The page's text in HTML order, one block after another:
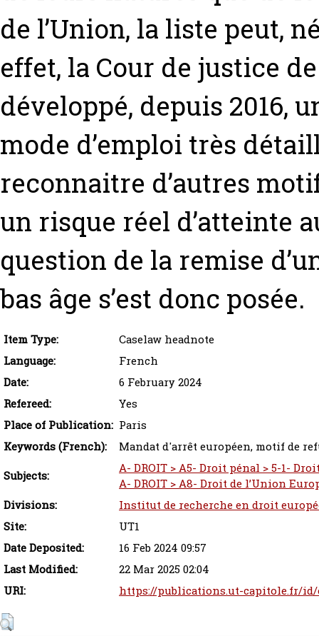
de l’Union, la liste peut,
effet, la Cour de justice
développé, depuis 2016,
mode d’emploi très
reconnaitre d’autres
un risque réel d’atteinte
question de la remise
bas âge s’est donc posée.
Item Type:
Caselaw headnote
Language:
French
Date:
6 February 2024
Refereed:
Yes
Place of Publication: Paris
Keywords (French):
Mandat d'arrêt européen, motif de
Subjects:
A- DROIT > A5- Droit pénal > 5-1-
A- DROIT > A8- Droit de l’Union
Divisions:
Institut de recherche en droit
Site:
UT1
Date Deposited:
16 Feb 2024 09:57
Last Modified:
22 Mar 2025 02:04
URI:
https://publications.ut-capitole.fr/